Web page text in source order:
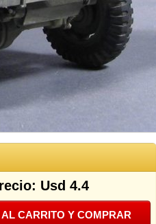
Usd 4.4
CARRITO Y COMPRAR